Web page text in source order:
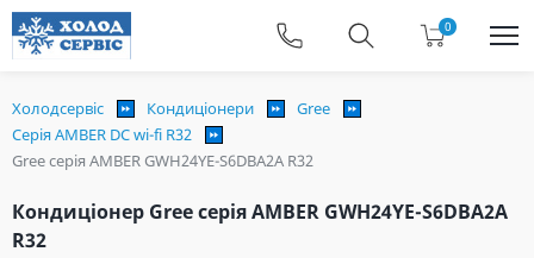
0
Холодсервіс Кондиціонери
Gree
Серія AMBER DC wi-fi R32
Gree серія AMBER GWH24YE-S6DBA2A R32
Кондиціонер Gree серія AMBER GWH24YE-S6DBA2A
R32